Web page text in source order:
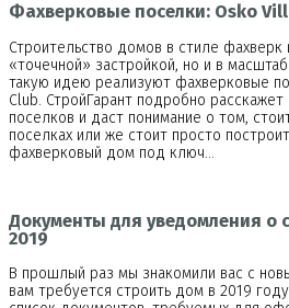
Фахверковые поселки: Osko
Строительство домов в стиле
«точечной» застройкой, но и в
такую идею реализуют фахверковые
Club. СтройГарант подробно
поселков и даст понимание о том,
поселках или же стоит просто
фахверковый дом под ключ…
Документы для уведомления о
2019
В прошлый раз мы знакомили вас с
вам требуется строить дом в 2019